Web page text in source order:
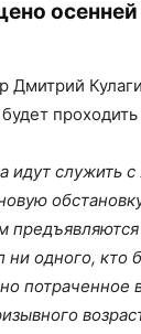
Дмитрий
идут служить
предъявляются
ни одного, кто
потраченное